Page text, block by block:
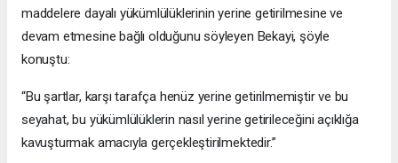
maddelere dayalı yükümlülüklerinin yerine getirilmesine ve
devam etmesine bağlı olduğunu söyleyen Bekayi, şöyle
konuştu:
“Bu şartlar, karşı tarafça henüz yerine getirilmemiştir ve bu
seyahat, bu yükümlülüklerin nasıl yerine getirileceğini açıklığa
kavuşturmak amacıyla gerçekleştirilmektedir.”